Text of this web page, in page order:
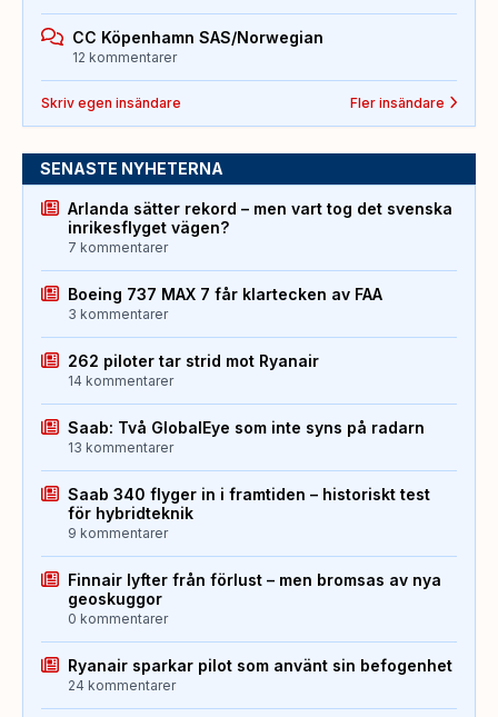
CC Köpenhamn SAS/Norwegian
12 kommentarer
Skriv egen insändare Fler insändare
SENASTE NYHETERNA
Arlanda sätter rekord – men vart tog det svenska
inrikesflyget vägen?
7 kommentarer
Boeing 737 MAX 7 får klartecken av FAA
3 kommentarer
262 piloter tar strid mot Ryanair
14 kommentarer
Saab: Två GlobalEye som inte syns på radarn
13 kommentarer
Saab 340 flyger in i framtiden – historiskt test
för hybridteknik
9 kommentarer
Finnair lyfter från förlust – men bromsas av nya
geoskuggor
0 kommentarer
Ryanair sparkar pilot som använt sin befogenhet
24 kommentarer